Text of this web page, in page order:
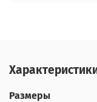
Размеры